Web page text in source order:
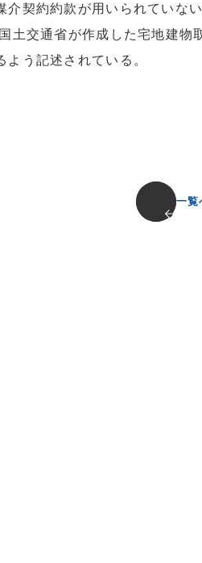
介契約約款が用いられていな
土交通省が作成した宅地建
う記述されている。
一覧